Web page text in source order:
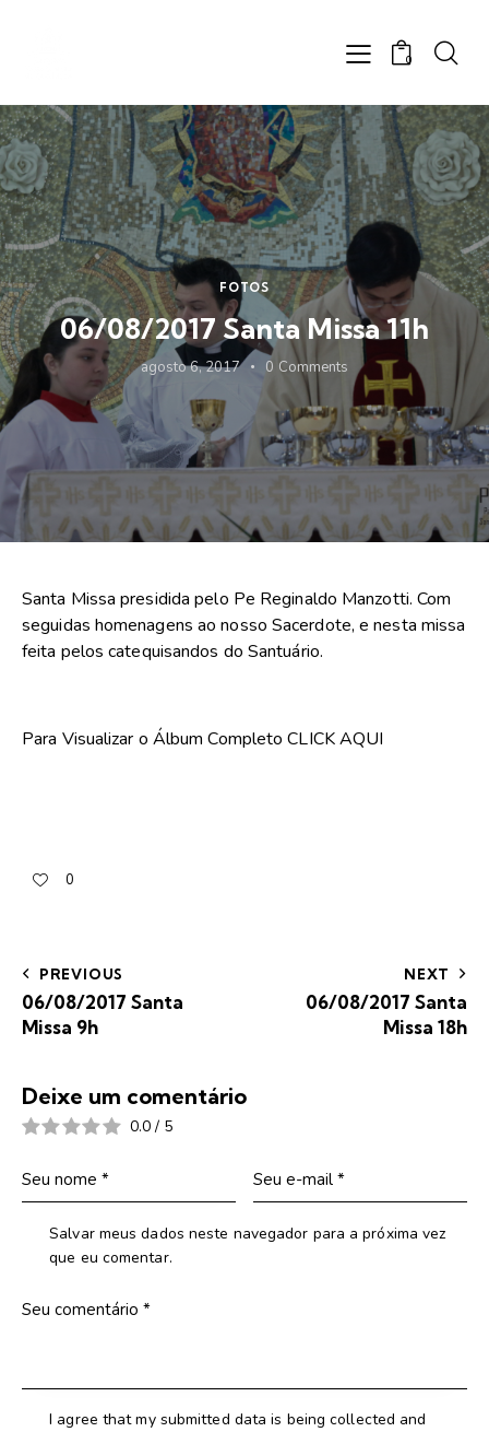
0
FOTOS
06/08/2017 Santa Missa 11h
agosto 6, 2017 0 Comments
Santa Missa presidida pelo Pe Reginaldo Manzotti. Com
seguidas homenagens ao nosso Sacerdote, e nesta missa
feita pelos catequisandos do Santuário.
Para Visualizar o Álbum CompletoCLICK AQUI
0
PREVIOUS
06/08/2017 Santa
Missa 9h
NEXT
06/08/2017 Santa
Missa 18h
Deixe um comentário
0.0 / 5
Salvar meus dados neste navegador para a próxima vez
que eu comentar.
I agree that my submitted data is being collected and